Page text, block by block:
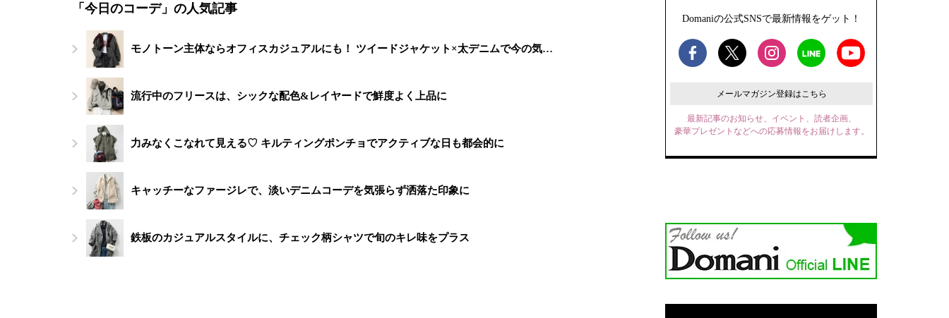
「今日のコーデ」の人気記事
モノトーン主体ならオフィスカジュアルにも！ ツイードジャケット×太デニムで今の気…
流行中のフリースは、シックな配色&レイヤードで鮮度よく上品に
力みなくこなれて見える♡ キルティングポンチョでアクティブな日も都会的に
キャッチーなファージレで、淡いデニムコーデを気張らず洒落た印象に
鉄板のカジュアルスタイルに、チェック柄シャツで旬のキレ味をプラス
Domaniの公式SNSで最新情報をゲット！
メールマガジン登録はこちら
最新記事のお知らせ、イベント、読者企画、
豪華プレゼントなどへの応募情報をお届けします。